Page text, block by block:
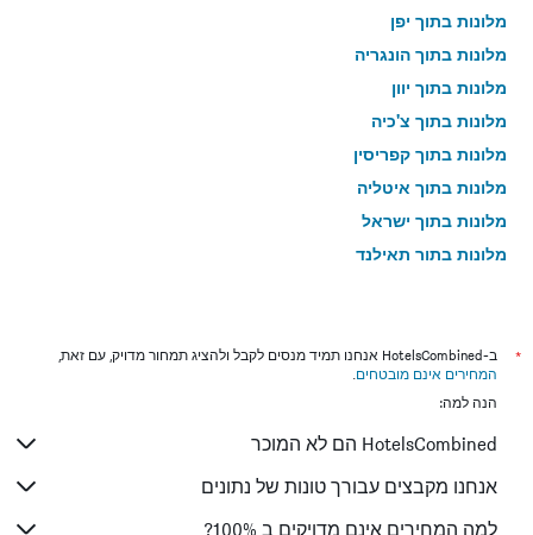
מלונות בתוך יפן
מלונות בתוך הונגריה
מלונות בתוך יוון
מלונות בתוך צ'כיה
מלונות בתוך קפריסין
מלונות בתוך איטליה
מלונות בתוך ישראל
מלונות בתוך תאילנד
*
ב-HotelsCombined אנחנו תמיד מנסים לקבל ולהציג תמחור מדויק, עם זאת,
המחירים אינם מובטחים.
הנה למה:
HotelsCombined הם לא המוכר
אנחנו מקבצים עבורך טונות של נתונים
למה המחירים אינם מדויקים ב 100%?